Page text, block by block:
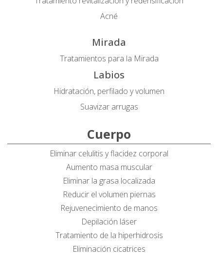
Acné
Mirada
Tratamientos para la Mirada
Labios
Hidratación, perfilado y volumen
Suavizar arrugas
Cuerpo
Eliminar celulitis y flacidez corporal
Aumento masa muscular
Eliminar la grasa localizada
Reducir el volumen piernas
Rejuvenecimiento de manos
Depilación láser
Tratamiento de la hiperhidrosis
Eliminación cicatrices